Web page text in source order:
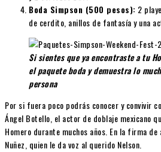
Boda Simpson (500 pesos): 2
de cerdito, anillos de fantasía y una
Si sientes que ya encontraste a tu
el paquete boda y demuestra lo
persona
Por si fuera poco podrás conocer y convivir
Ángel Botello, el actor de doblaje mexicano
Homero durante muchos años. En la firma
Nuñez, quien le da voz al querido Nelson.